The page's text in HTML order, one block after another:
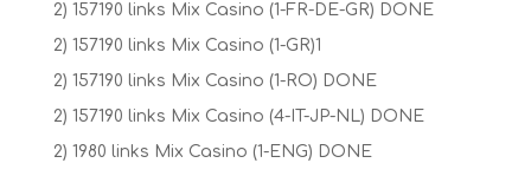
2) 157190 links Mix Casino (1-FR-DE-GR) DONE
2) 157190 links Mix Casino (1-GR)1
2) 157190 links Mix Casino (1-RO) DONE
2) 157190 links Mix Casino (4-IT-JP-NL) DONE
2) 1980 links Mix Casino (1-ENG) DONE